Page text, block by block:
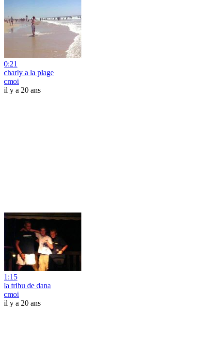
0:21
charly a la plage
cmoi
il y a 20 ans
1:15
la tribu de dana
cmoi
il y a 20 ans